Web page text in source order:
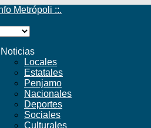
Noticias
Locales
Estatales
Penjamo
Nacionales
Deportes
Sociales
Culturales